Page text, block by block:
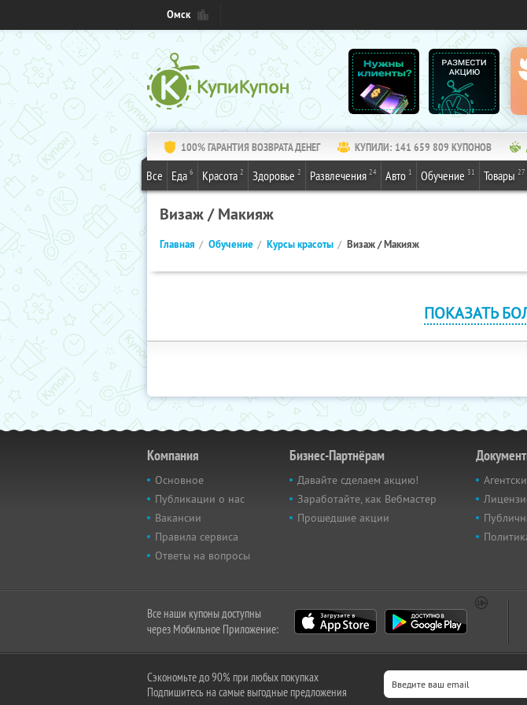
Омск
100% ГАРАНТИЯ ВОЗВРАТА ДЕНЕГ КУПИЛИ: 141 659 809 КУПОНОВ
Все Еда 6 Красота 2 Здоровье 2 Развлечения 24 Авто 1 Обучение 31 Товары 27
Визаж / Макияж
Главная Обучение Курсы красоты Визаж / Макияж
ПОКАЗАТЬ
Компания
Основное
Публикации о нас
Вакансии
Правила сервиса
Ответы на вопросы
Бизнес-Партнёрам
Давайте сделаем акцию!
Заработайте, как Вебмастер
Прошедшие акции
Все наши купоны доступны
через Мобильное Приложение:
Сэкономьте до 90% при любых покупках
Подпишитесь на самые выгодные предложения